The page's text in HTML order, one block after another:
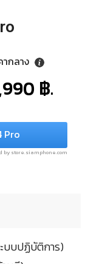
ากลาง
฿.
Pro
by store.siamphone.com
บบปฏิบัติการ)